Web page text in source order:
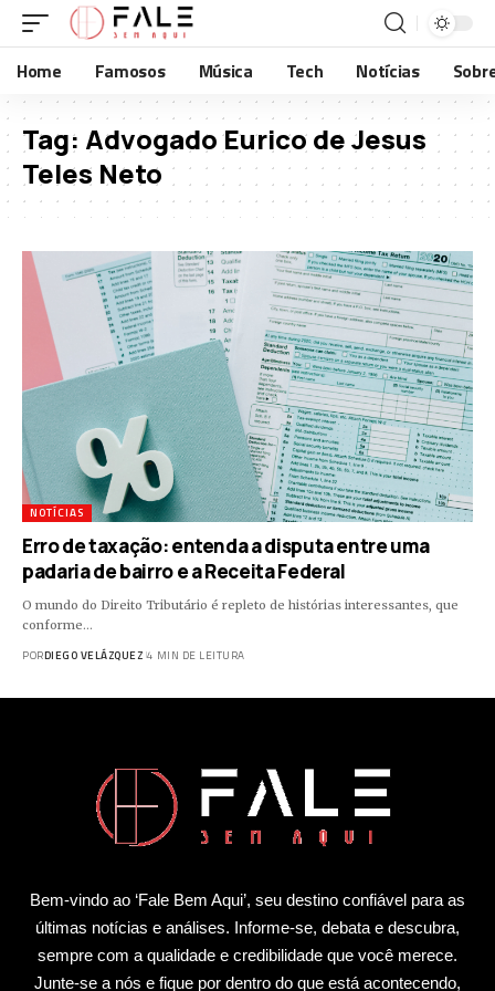
Home Famosos Música Tech Notícias
Tag: Advogado Eurico de Jesus
Teles Neto
NOTÍCIAS
Erro de taxação: entenda a disputa entre uma
padaria de bairro e a Receita Federal
O mundo do Direito Tributário é repleto de histórias interessantes, que
conforme…
PORDIEGO VELÁZQUEZ 4 MIN DE LEITURA
Bem-vindo ao ‘Fale Bem Aqui’, seu destino confiável para as
últimas notícias e análises. Informe-se, debata e descubra,
sempre com a qualidade e credibilidade que você merece.
Junte-se a nós e fique por dentro do que está acontecendo,